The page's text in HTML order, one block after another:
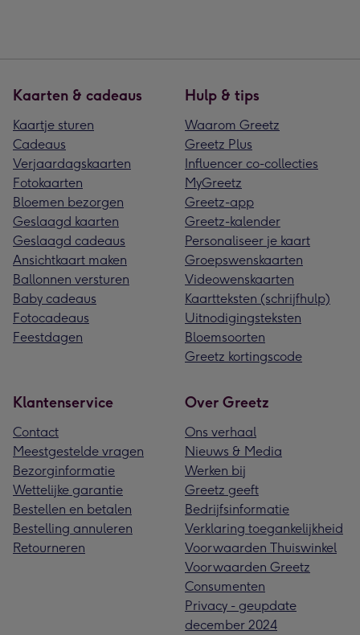
Kaarten & cadeaus
Kaartje sturen
Cadeaus
Verjaardagskaarten
Fotokaarten
Bloemen bezorgen
Geslaagd kaarten
Geslaagd cadeaus
Ansichtkaart maken
Ballonnen versturen
Baby cadeaus
Fotocadeaus
Feestdagen
Hulp & tips
Waarom Greetz
Greetz Plus
Influencer co-collecties
MyGreetz
Greetz-app
Greetz-kalender
Personaliseer je kaart
Groepswenskaarten
Videowenskaarten
Kaartteksten (schrijfhulp)
Uitnodigingsteksten
Bloemsoorten
Greetz kortingscode
Klantenservice
Contact
Meestgestelde vragen
Bezorginformatie
Wettelijke garantie
Bestellen en betalen
Bestelling annuleren
Retourneren
Over Greetz
Ons verhaal
Nieuws & Media
Werken bij
Greetz geeft
Bedrijfsinformatie
Verklaring toegankelijkheid
Voorwaarden Thuiswinkel
Voorwaarden Greetz
Consumenten
Privacy - geupdate
december 2024